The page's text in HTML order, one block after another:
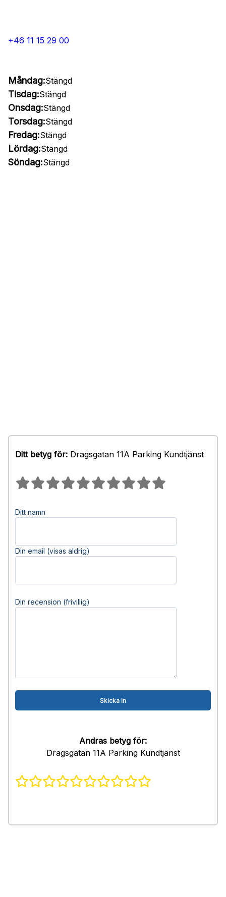
+46 11 15 29 00
Måndag:Stängd
Tisdag:Stängd
Onsdag:Stängd
Torsdag:Stängd
Fredag:Stängd
Lördag:Stängd
Söndag:Stängd
Ditt betyg för: Dragsgatan 11A Parking Kundtjänst
Ditt namn
Din email (visas aldrig)
Din recension (frivillig)
Andras betyg för:
Dragsgatan 11A Parking Kundtjänst